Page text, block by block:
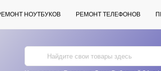
НОУТБУКОВ РЕМОНТ ТЕЛЕФОНОВ